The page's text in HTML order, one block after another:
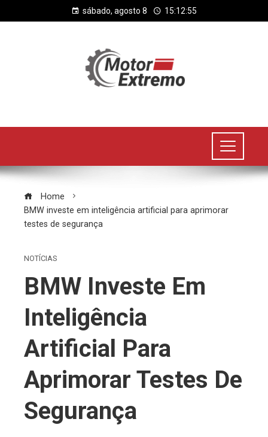
sábado, agosto 8 15:12:56
Home
BMW investe em inteligência artificial para aprimorar
testes de segurança
NOTÍCIAS
BMW Investe Em
Inteligência
Artificial Para
Aprimorar Testes De
Segurança